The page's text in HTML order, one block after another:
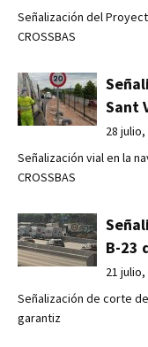
Señalización del
CROSSBAS
Sant
28 julio,
Señalización vial en la
CROSSBAS
B-23
21 julio,
Señalización de corte
garantiz